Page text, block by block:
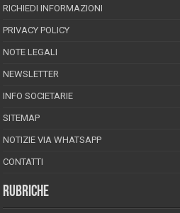
RICHIEDI INFORMAZIONI
PRIVACY POLICY
NOTE LEGALI
NEWSLETTER
INFO SOCIETARIE
SITEMAP
NOTIZIE VIA WHATSAPP
CONTATTI
RUBRICHE